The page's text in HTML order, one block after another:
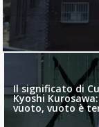
Il significato di
Kyoshi
vuoto, vuoto è